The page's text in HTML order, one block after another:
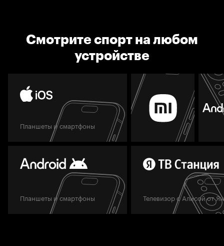
Смотрите спорт на любом
устройстве
Планшеты и смартфоны
Планшеты и смартфоны Телевизор с Алисой от